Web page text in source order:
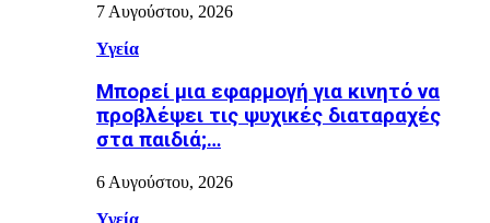
7 Αυγούστου, 2026
Υγεία
Μπορεί μια εφαρμογή για κινητό να
προβλέψει τις ψυχικές διαταραχές
στα παιδιά;…
6 Αυγούστου, 2026
Υγεία